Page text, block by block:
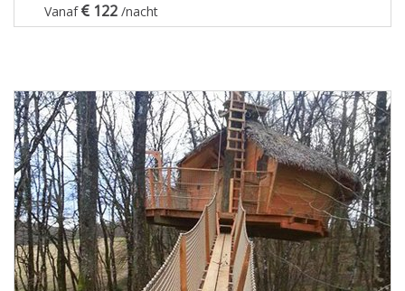
Vanaf 122 /nacht